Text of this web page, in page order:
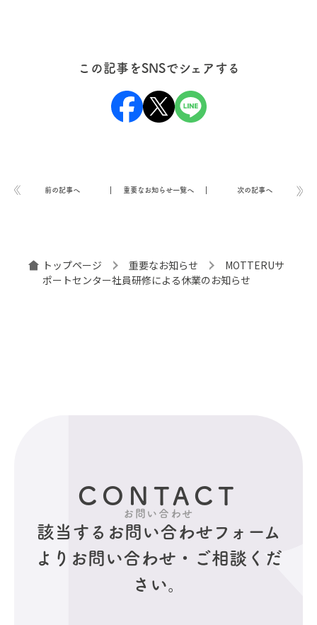
この記事をSNSでシェアする
前の記事へ 重要なお知らせ一覧へ 次の記事へ
トップページ 重要なお知らせ
MOTTERUサ
ポートセンター社員研修による休業のお知らせ
CONTACT
お問い合わせ
該当するお問い合わせフォーム
より お問い合わせ・ご相談くだ
さい。